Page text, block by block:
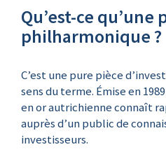
Qu’est-ce qu’une
philharmonique ?
C’est une pure pièce
sens du terme. Émise en
en or autrichienne connaît
auprès d’un public de
investisseurs.